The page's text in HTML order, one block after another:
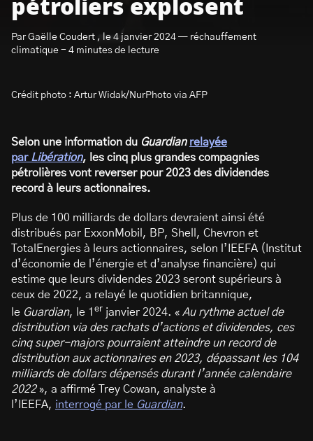
pétroliers explosent
Par Gaëlle Coudert , le 4 janvier 2024 — réchauffement
climatique - 4 minutes de lecture
Crédit photo : Artur Widak/NurPhoto via AFP
Selon une information du Guardian relayée
par Libération, les cinq plus grandes compagnies
pétrolières vont reverser pour 2023 des dividendes
record à leurs actionnaires.
Plus de 100 milliards de dollars devraient ainsi été
distribués par ExxonMobil, BP, Shell, Chevron et
TotalEnergies à leurs actionnaires, selon l’IEEFA (Institut
d’économie de l’énergie et d’analyse financière) qui
estime que leurs dividendes 2023 seront supérieurs à
ceux de 2022, a relayé le quotidien britannique,
le Guardian, le 1 er janvier 2024. « Au rythme actuel de
distribution via des rachats d’actions et dividendes, ces
cinq super-majors pourraient atteindre un record de
distribution aux actionnaires en 2023, dépassant les 104
milliards de dollars dépensés durant l’année calendaire
2022», a affirmé Trey Cowan, analyste à
l’IEEFA, interrogé par le Guardian.
S’abonner à la newsletter